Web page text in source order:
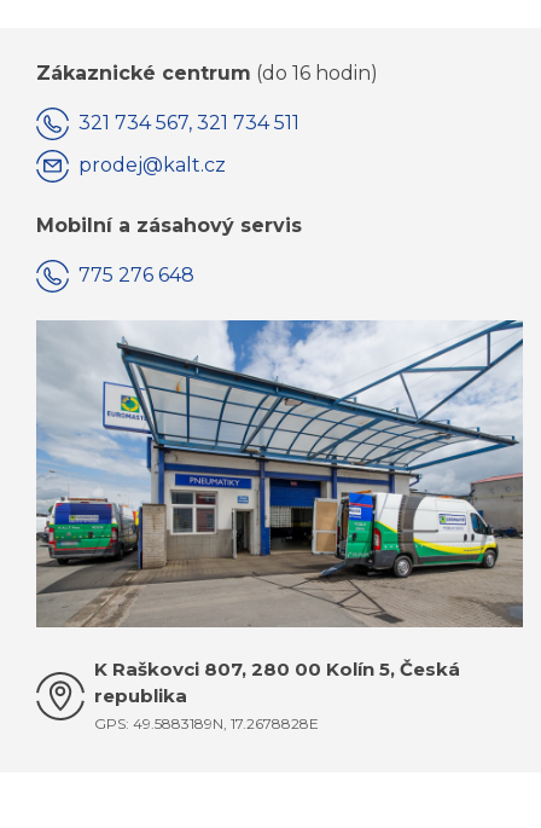
Zákaznické centrum (do 16 hodin)
321 734 567, 321 734 511
prodej@kalt.cz
Mobilní a zásahový servis
775 276 648
KOMPLETNÍ KONTAKTY JSOU ZDE
K Raškovci 807, 280 00 Kolín 5, Česká
republika
GPS: 49.5883189N, 17.2678828E